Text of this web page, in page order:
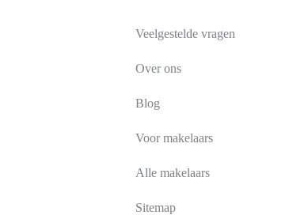
Veelgestelde vragen
Over ons
Blog
Voor makelaars
Alle makelaars
Sitemap